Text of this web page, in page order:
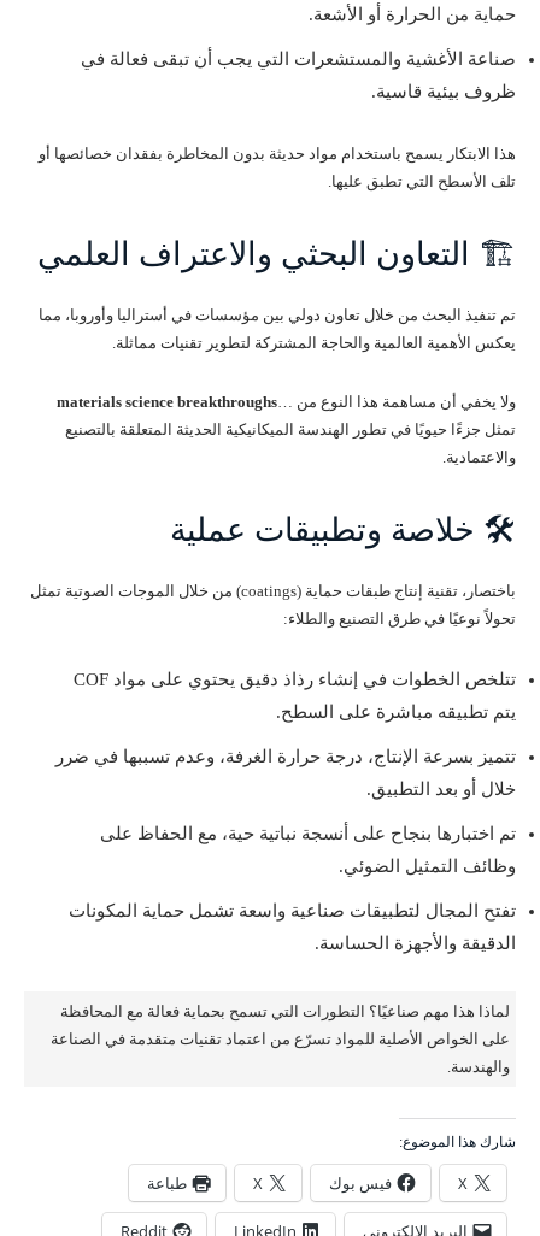
حماية من الحرارة أو الأشعة.
صناعة الأغشية والمستشعرات التي يجب أن تبقى فعالة في
ظروف بيئية قاسية.
هذا الابتكار يسمح باستخدام مواد حديثة بدون المخاطرة بفقدان خصائصها أو
تلف الأسطح التي تطبق عليها.
🏗️ التعاون البحثي والاعتراف العلمي
تم تنفيذ البحث من خلال تعاون دولي بين مؤسسات في أستراليا وأوروبا، مما
يعكس الأهمية العالمية والحاجة المشتركة لتطوير تقنيات مماثلة.
ولا يخفي أن مساهمة هذا النوع من … materials science breakthroughs
تمثل جزءًا حيويًا في تطور الهندسة الميكانيكية الحديثة المتعلقة بالتصنيع
والاعتمادية.
🛠️ خلاصة وتطبيقات عملية
باختصار، تقنية إنتاج طبقات حماية (coatings) من خلال الموجات الصوتية تمثل
تحولاً نوعيًا في طرق التصنيع والطلاء:
تتلخص الخطوات في إنشاء رذاذ دقيق يحتوي على مواد COF
يتم تطبيقه مباشرة على السطح.
تتميز بسرعة الإنتاج، درجة حرارة الغرفة، وعدم تسببها في ضرر
خلال أو بعد التطبيق.
تم اختبارها بنجاح على أنسجة نباتية حية، مع الحفاظ على
وظائف التمثيل الضوئي.
تفتح المجال لتطبيقات صناعية واسعة تشمل حماية المكونات
الدقيقة والأجهزة الحساسة.
لماذا هذا مهم صناعيًا؟ التطورات التي تسمح بحماية فعالة مع المحافظة
على الخواص الأصلية للمواد تسرّع من اعتماد تقنيات متقدمة في الصناعة
والهندسة.
شارك هذا الموضوع:
X فيس بوك X طباعة
البريد الإلكتروني LinkedIn
Reddit